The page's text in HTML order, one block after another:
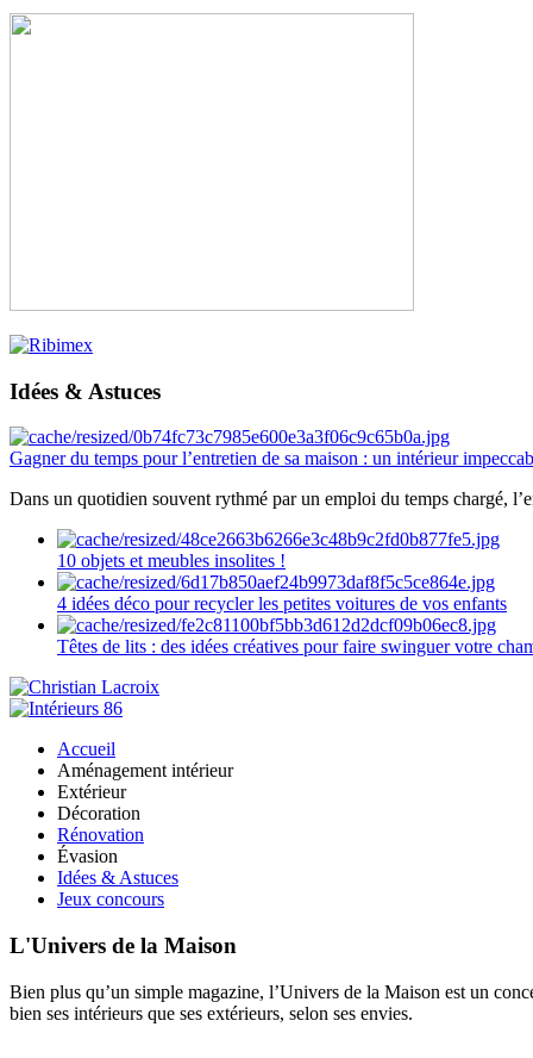
Idées & Astuces
Gagner du temps pour l’entretien de sa maison : un intérieur
Dans un quotidien souvent rythmé par un emploi du temps chargé,
10 objets et meubles insolites !
4 idées déco pour recycler les petites voitures de vos enfants
Têtes de lits : des idées créatives pour faire swinguer votre
Accueil
Aménagement intérieur
Extérieur
Décoration
Rénovation
Évasion
Idées & Astuces
Jeux concours
L'Univers de la Maison
Bien plus qu’un simple magazine, l’Univers de la Maison est un
bien ses intérieurs que ses extérieurs, selon ses envies.